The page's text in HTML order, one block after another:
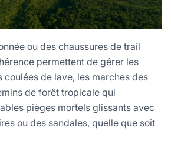
ou des chaussures de trail
permettent de gérer les
coulées de lave, les marches des
de forêt tropicale qui
pièges mortels glissants avec
ou des sandales, quelle que soit